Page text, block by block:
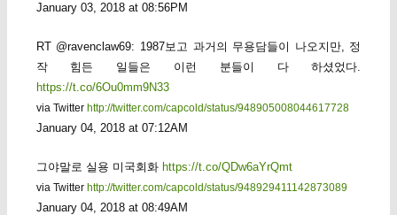
January 03, 2018 at 08:56PM
RT @ravenclaw69: 1987보고 과거의 무용담들이 나오지만, 정
작 힘든 일들은 이런 분들이 다 하셨었다.
https://t.co/6Ou0mm9N33
via Twitter http://twitter.com/capcold/status/948905008044617728
January 04, 2018 at 07:12AM
그야말로 실용 미국회화 https://t.co/QDw6aYrQmt
via Twitter http://twitter.com/capcold/status/948929411142873089
January 04, 2018 at 08:49AM